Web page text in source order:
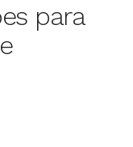
para